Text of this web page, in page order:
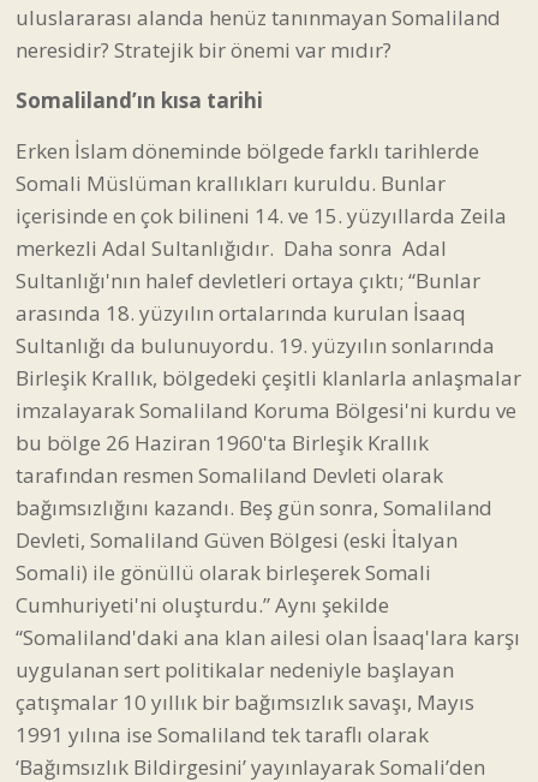
uluslararası alanda henüz tanınmayan Somaliland
neresidir? Stratejik bir önemi var mıdır?
Somaliland’ın kısa tarihi
Erken İslam döneminde bölgede farklı tarihlerde
Somali Müslüman krallıkları kuruldu. Bunlar
içerisinde en çok bilineni 14. ve 15. yüzyıllarda Zeila
merkezli Adal Sultanlığıdır. Daha sonra Adal
Sultanlığı'nın halef devletleri ortaya çıktı; “Bunlar
arasında 18. yüzyılın ortalarında kurulan İsaaq
Sultanlığı da bulunuyordu. 19. yüzyılın sonlarında
Birleşik Krallık, bölgedeki çeşitli klanlarla anlaşmalar
imzalayarak Somaliland Koruma Bölgesi'ni kurdu ve
bu bölge 26 Haziran 1960'ta Birleşik Krallık
tarafından resmen Somaliland Devleti olarak
bağımsızlığını kazandı. Beş gün sonra, Somaliland
Devleti, Somaliland Güven Bölgesi (eski İtalyan
Somali) ile gönüllü olarak birleşerek Somali
Cumhuriyeti'ni oluşturdu.” Aynı şekilde
“Somaliland'daki ana klan ailesi olan İsaaq'lara karşı
uygulanan sert politikalar nedeniyle başlayan
çatışmalar 10 yıllık bir bağımsızlık savaşı, Mayıs
1991 yılına ise Somaliland tek taraflı olarak
‘Bağımsızlık Bildirgesini’ yayınlayarak Somali’den